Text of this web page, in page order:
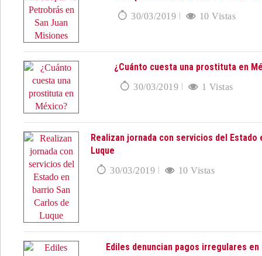
30/03/2019 10 Vistas
¿Cuánto cuesta una prostituta en
30/03/2019 1 Vistas
Realizan jornada con servicios del Estado
Luque
30/03/2019 10 Vistas
Ediles denuncian pagos irregulares en